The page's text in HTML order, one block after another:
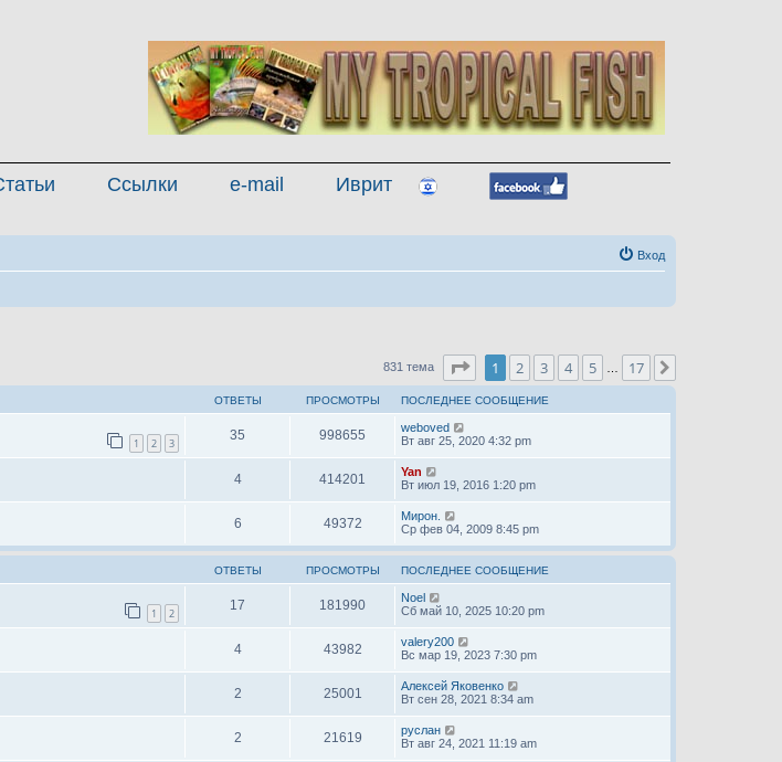
Ссылки e-mail Иврит
Вход
831 тема Страница 1 из17
1 2 3 4 5 17
ОТВЕТЫ ПРОСМОТРЫ ПОСЛЕДНЕЕ СООБЩЕНИЕ
1 2 3
35 998655
weboved
Вт авг 25, 2020 4:32 pm
4 414201
Yan
Вт июл 19, 2016 1:20 pm
6 49372
Мирон.
Ср фев 04, 2009 8:45 pm
ОТВЕТЫ ПРОСМОТРЫ ПОСЛЕДНЕЕ СООБЩЕНИЕ
1 2
17 181990
Noel
Сб май 10, 2025 10:20 pm
4 43982
valery200
Вс мар 19, 2023 7:30 pm
2 25001
Алексей Яковенко
Вт сен 28, 2021 8:34 am
2 21619
руслан
Вт авг 24, 2021 11:19 am